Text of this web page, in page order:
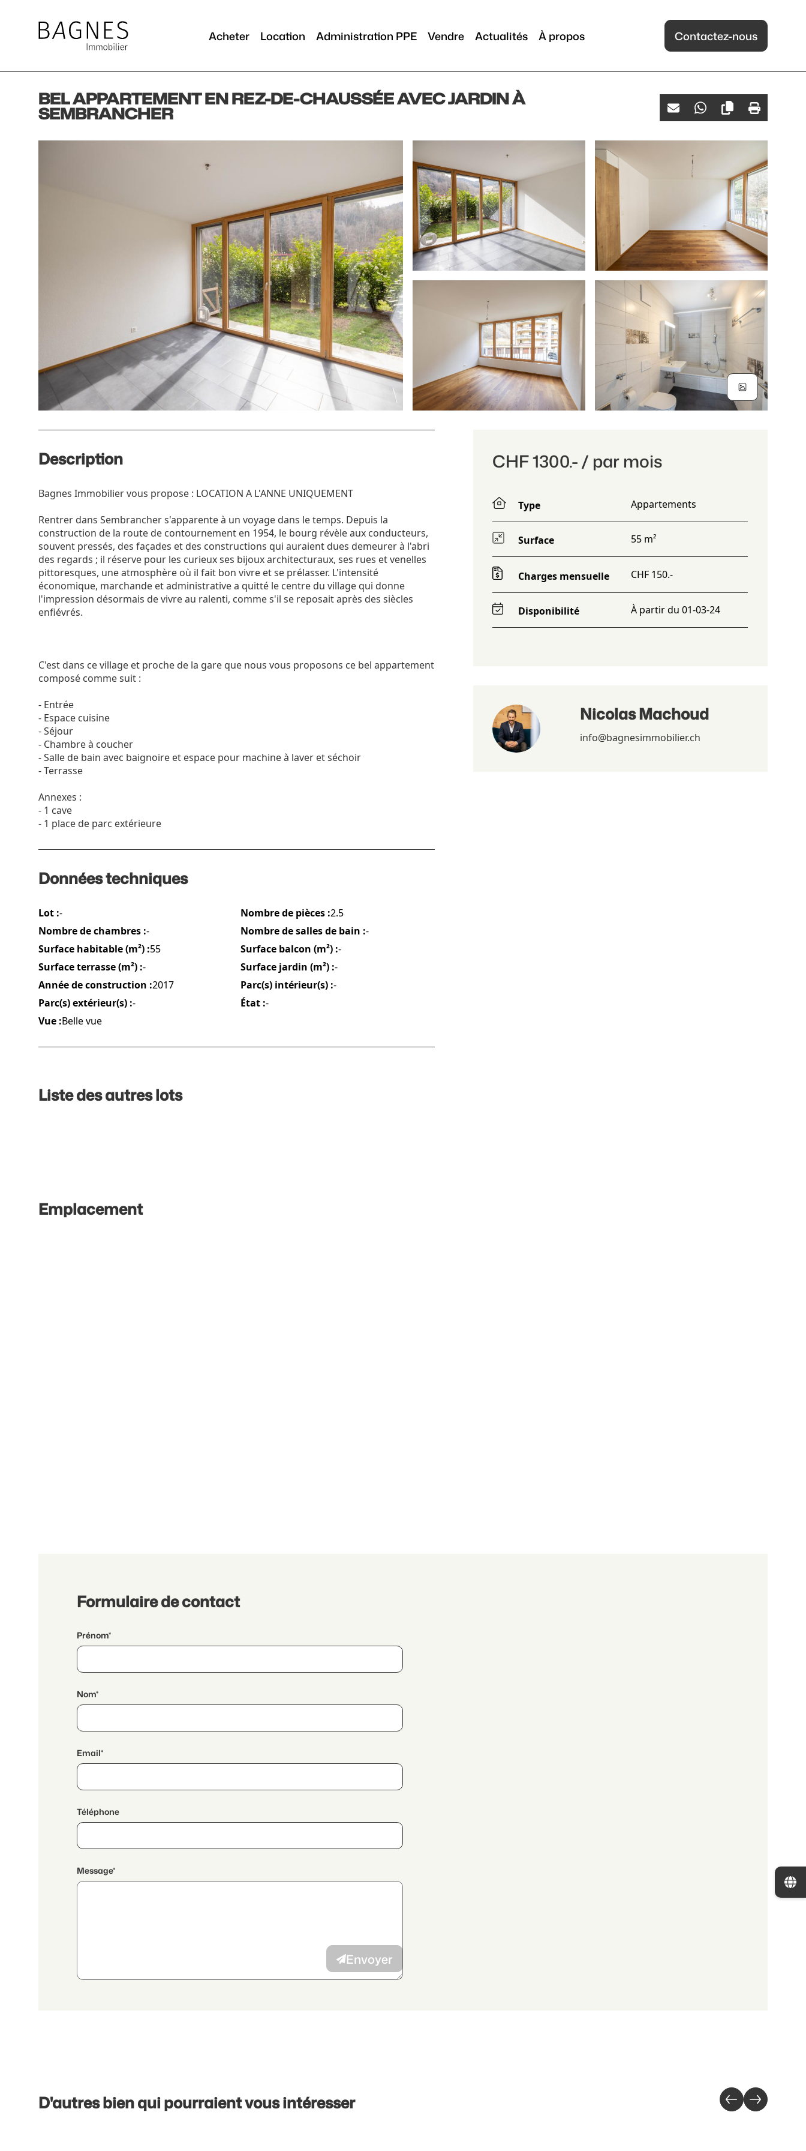
Acheter Location Administration PPE Vendre Actualités À propos Contactez-nous
BEL APPARTEMENT EN REZ-DE-CHAUSSÉE AVEC JARDIN À
SEMBRANCHER
Description
Bagnes Immobilier vous propose : LOCATION A L'ANNE UNIQUEMENT
Rentrer dans Sembrancher s'apparente à un voyage dans le temps. Depuis la
construction de la route de contournement en 1954, le bourg révèle aux conducteurs,
souvent pressés, des façades et des constructions qui auraient dues demeurer à l'abri
des regards ; il réserve pour les curieux ses bijoux architecturaux, ses rues et venelles
pittoresques, une atmosphère où il fait bon vivre et se prélasser. L'intensité
économique, marchande et administrative a quitté le centre du village qui donne
l'impression désormais de vivre au ralenti, comme s'il se reposait après des siècles
enfiévrés.
C'est dans ce village et proche de la gare que nous vous proposons ce bel appartement
composé comme suit :
- Entrée
- Espace cuisine
- Séjour
- Chambre à coucher
- Salle de bain avec baignoire et espace pour machine à laver et séchoir
- Terrasse
Annexes :
- 1 cave
- 1 place de parc extérieure
Données techniques
Lot :- Nombre de pièces :2.5
Nombre de chambres :- Nombre de salles de bain :-
Surface habitable (m²) :55 Surface balcon (m²) :-
Surface terrasse (m²) :- Surface jardin (m²) :-
Année de construction :2017 Parc(s) intérieur(s) :-
Parc(s) extérieur(s) :- État :-
Vue :Belle vue
CHF 1300.- / par mois
Type Appartements
Surface 55 m²
Charges mensuelle CHF 150.-
Disponibilité À partir du 01-03-24
Nicolas Machoud
info@bagnesimmobilier.ch
Liste des autres lots
Emplacement
Formulaire de contact
Prénom*
Nom*
Email*
Téléphone
Message*
Envoyer
D'autres bien qui pourraient vous intéresser